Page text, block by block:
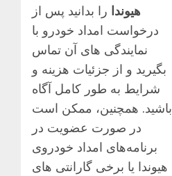
هیوندا را بدانید پس از
درخواست امداد خودرو با
نمایندگی های آن تماس
بگیرید و از جزئیات هزینه و
شرایط به طور کامل آگاه
باشید. همچنین، ممکن است
در صورت عضویت در
برنامه‌های امداد خودروی
هیوندا یا برخی گارانتی های